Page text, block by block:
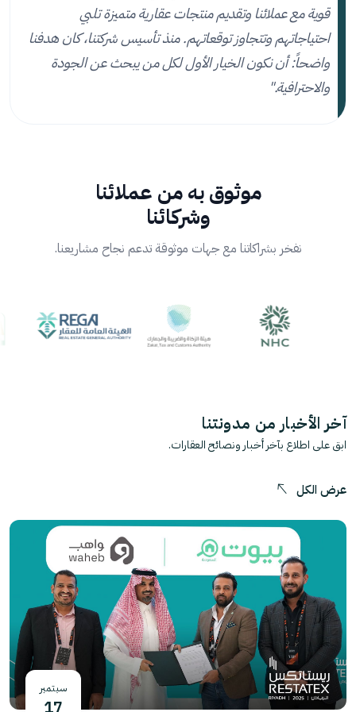
قوية مع عملائنا وتقديم منتجات عقارية متميزة تلبي
احتياجاتهم وتتجاوز توقعاتهم. منذ تأسيس شركتنا، كان هدفنا
واضحاً: أن نكون الخيار الأول لكل من يبحث عن الجودة
والاحترافية."
موثوق به من عملائنا
وشركائنا
نفخر بشراكاتنا مع جهات موثوقة تدعم نجاح مشاريعنا.
آخر الأخبار من مدونتنا
ابق على اطلاع بآخر أخبار ونصائح العقارات.
عرض الكل
سبتمبر
17